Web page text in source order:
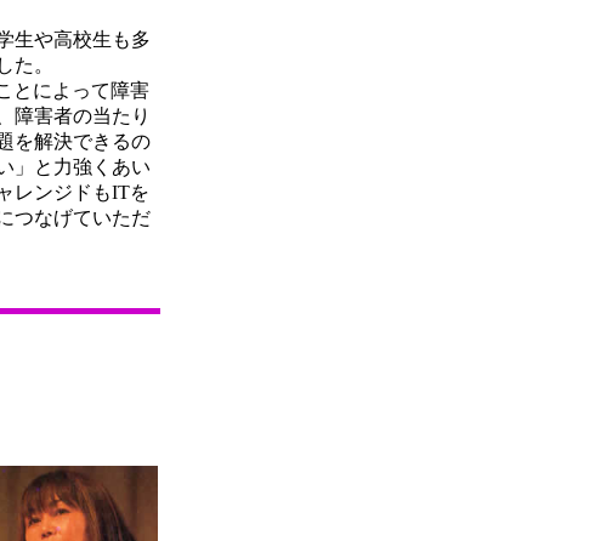
生や高校生も多
た。
とによって障害
障害者の当たり
を解決できるの
」と力強くあい
レンジドもITを
つなげていただ